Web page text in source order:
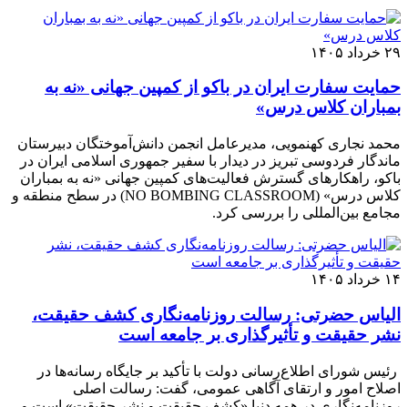
۲۹ خرداد ۱۴۰۵
حمایت سفارت ایران در باکو از کمپین جهانی «نه به
بمباران کلاس درس»
محمد نجاری کهنمویی، مدیرعامل انجمن دانش‌آموختگان دبیرستان
ماندگار فردوسی تبریز در دیدار با سفیر جمهوری اسلامی ایران در
باکو، راهکارهای گسترش فعالیت‌های کمپین جهانی «نه به بمباران
کلاس درس» (NO BOMBING CLASSROOM) در سطح منطقه و
مجامع بین‌المللی را بررسی کرد.
۱۴ خرداد ۱۴۰۵
الیاس حضرتی: رسالت روزنامه‌نگاری کشف حقیقت،
نشر حقیقت و تأثیرگذاری بر جامعه است
رئیس شورای اطلاع‌رسانی دولت با تأکید بر جایگاه رسانه‌ها در
اصلاح امور و ارتقای آگاهی عمومی، گفت: رسالت اصلی